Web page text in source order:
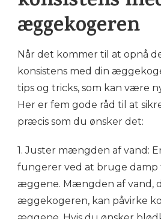
æggekogeren
Når det kommer til at opnå
konsistens med din
tips og tricks, som kan være
Her er fem gode råd til at
præcis som du ønsker det:
1. Juster mængden af vand:
fungerer ved at bruge damp
æggene. Mængden af vand,
æggekogeren, kan påvirke